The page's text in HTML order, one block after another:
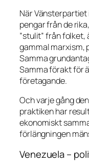
När Vänsterpartiet
pengar från de
”stulit” från folket,
gammal marxism,
Samma
Samma förakt för
företagande.
Och varje gång
praktiken har
ekonomiskt
förlängningen
Venezuela –